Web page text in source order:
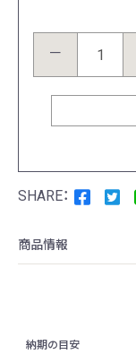
－
商品情報
納期の目安